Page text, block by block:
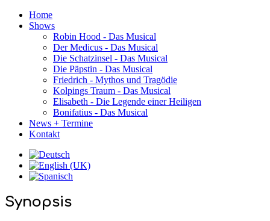
Home
Shows
Robin Hood - Das Musical
Der Medicus - Das Musical
Die Schatzinsel - Das Musical
Die Päpstin - Das Musical
Friedrich - Mythos und Tragödie
Kolpings Traum - Das Musical
Elisabeth - Die Legende einer Heiligen
Bonifatius - Das Musical
News + Termine
Kontakt
Synopsis